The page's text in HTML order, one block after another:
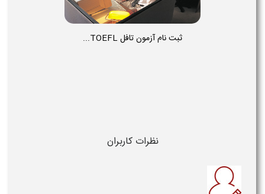
ثبت نام آزمون تافل TOEFL...
نظرات کاربران